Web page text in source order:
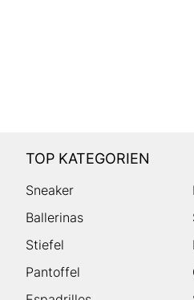
TOP KATEGORIEN
Sneaker
Ballerinas
Stiefel
Pantoffel